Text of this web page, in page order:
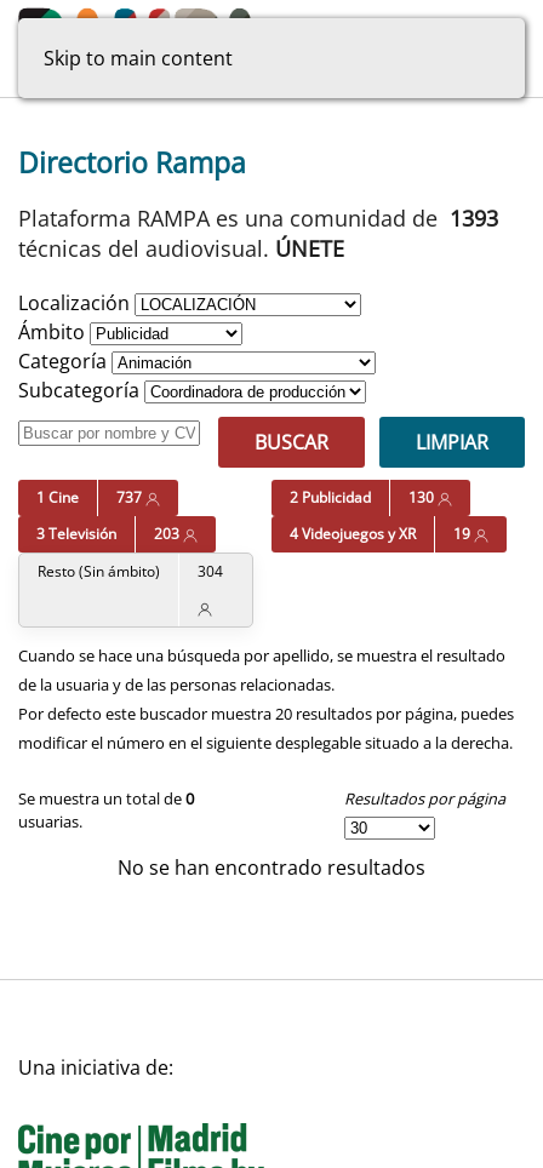
Skip to main content
Directorio Rampa
Plataforma RAMPA es una comunidad de 1393
técnicas del audiovisual. ÚNETE
Localización
Ámbito
Categoría
Subcategoría
BUSCAR
LIMPIAR
1 Cine 737 2 Publicidad
130
3 Televisión
203 4 Videojuegos y XR
19
Resto (Sin ámbito)
304
Cuando se hace una búsqueda por apellido, se muestra el resultado
de la usuaria y de las personas relacionadas.
Por defecto este buscador muestra 20 resultados por página, puedes
modificar el número en el siguiente desplegable situado a la derecha.
Se muestra un total de0
usuarias.
Resultados por página
No se han encontrado resultados
Una iniciativa de: